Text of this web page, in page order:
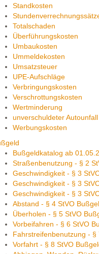
Standkosten
Totalschaden
Überführungskosten
Umbaukosten
Ummeldekosten
Umsatzsteuer
UPE-Aufschläge
Verbringungskosten
Verschrottungskosten
Wertminderung
unverschuldeter Autounfall
Werbungskosten
Bußgeldkatalog ab
Straßenbenutzung - § 2
Geschwindigkeit - § 3
Geschwindigkeit - § 3
Geschwindigkeit - § 3
Abstand - § 4 StVO
Überholen - § 5 StVO
Vorbeifahren - § 6 StVO
Fahrstreifenbenutzung -
Vorfahrt - § 8 StVO